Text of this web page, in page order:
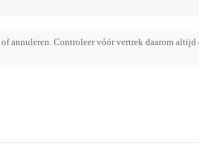
annuleren. Controleer vóór vertrek daarom